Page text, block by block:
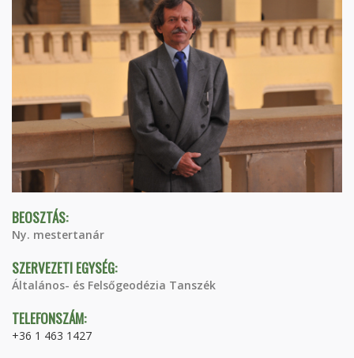
BEOSZTÁS:
Ny. mestertanár
SZERVEZETI EGYSÉG:
Általános- és Felsőgeodézia Tanszék
TELEFONSZÁM:
+36 1 463 1427